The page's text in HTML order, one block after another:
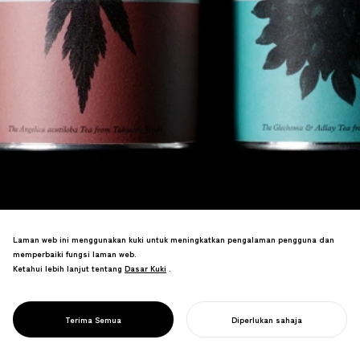
PROJECT
{TABEL}
menjadi jenama teh di tengah-tengah
budaya herba.
Laman web ini menggunakan kuki untuk meningkatkan pengalaman pengguna dan
memperbaiki fungsi laman web.
Ketahui lebih lanjut tentang Dasar Kuki
Dasar Kuki .
Terima Semua Diperlukan sahaja